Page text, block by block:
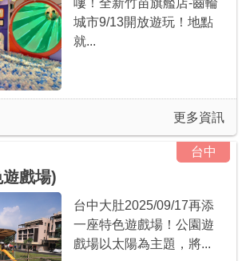
嘍！全新竹苗旗艦店-齒輪
城市9/13開放遊玩！地點
就...
更多資訊
台中
遊戲場)
台中大肚2025/09/17再添
一座特色遊戲場！公園遊
戲場以太陽為主題，將...